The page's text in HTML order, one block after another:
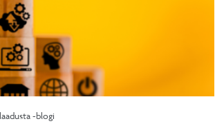
-blogi